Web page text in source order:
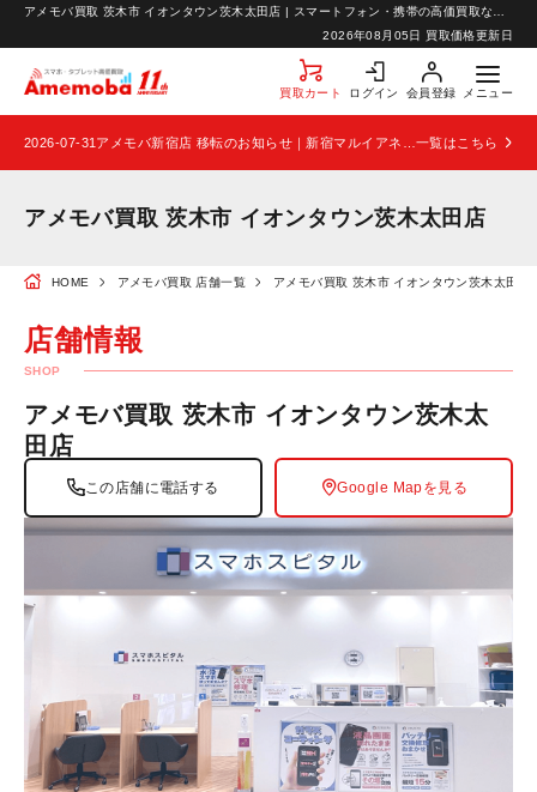
2026年08月05日 買取価格更新日
買取カート ログイン 会員登録 メニュー
お問い合わせ
2026-07-31 一覧はこちら
アメモバ買取 茨木市 イオンタウン茨木太田店
HOME アメモバ買取 店舗一覧 アメモバ買取 茨木市 イオンタウン茨木太田店
店舗情報
SHOP
アメモバ買取 茨木市 イオンタウン茨木太
田店
この店舗に電話する Google Mapを見る